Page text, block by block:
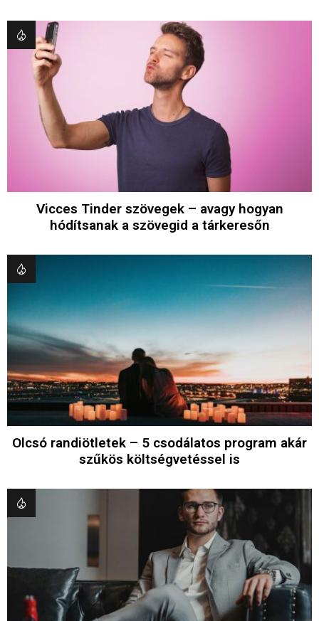
Vicces Tinder szövegek – avagy hogyan
hódítsanak a szövegid a tárkeresőn
Olcsó randiötletek – 5 csodálatos program akár
szűkös költségvetéssel is